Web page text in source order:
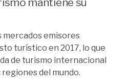
emisores
turístico en 2017, lo que
de turismo internacional
del mundo.